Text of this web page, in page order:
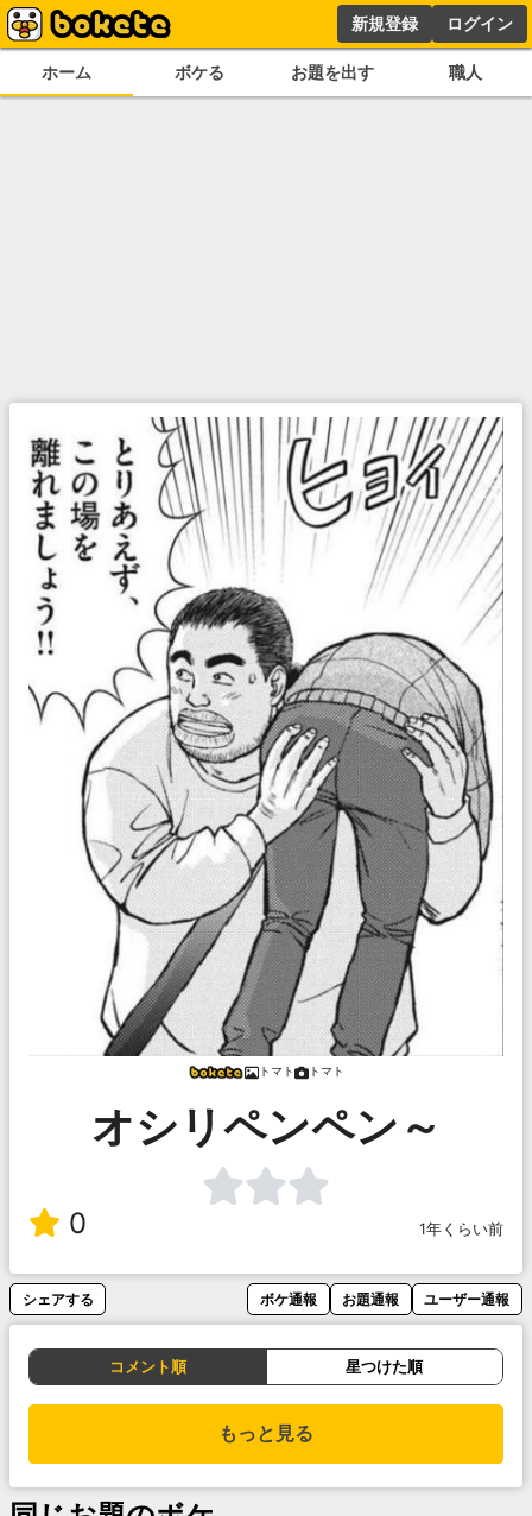
新規登録 ログイン
ホーム ボケる お題を出す 職人
トマト トマト
オシリペンペン～
0 1年くらい前
シェアする ボケ通報 お題通報 ユーザー通報
コメント順 星つけた順
もっと見る